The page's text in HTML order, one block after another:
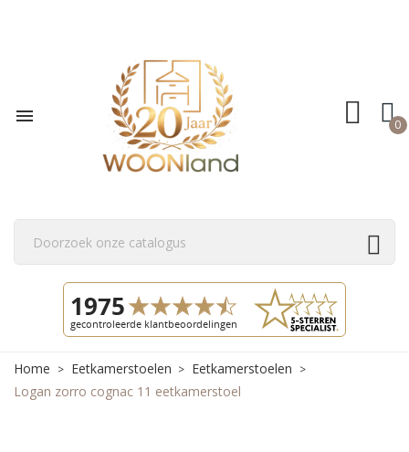
 0
Home Eetkamerstoelen
Eetkamerstoelen
Logan zorro cognac 11 eetkamerstoel